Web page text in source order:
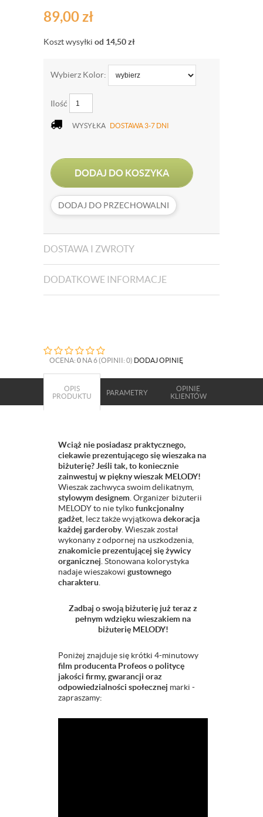
89,00zł
Koszt wysyłki od 14,50zł
Wybierz Kolor:
Ilość
WYSYŁKA DOSTAWA 3-7 DNI
DODAJ DO KOSZYKA
DODAJ DO PRZECHOWALNI
DOSTAWA I ZWROTY
DODATKOWE INFORMACJE
OCENA: 0 NA 6 (OPINII: 0) DODAJ OPINIĘ
OPIS
PRODUKTU
PARAMETRY
OPINIE
KLIENTÓW
Wciąż nie posiadasz praktycznego,
ciekawie prezentującego się wieszaka na
biżuterię? Jeśli tak, to koniecznie
zainwestuj w piękny wieszak MELODY!
Wieszak zachwyca swoim delikatnym,
stylowym designem. Organizer biżuterii
MELODY to nie tylkofunkcjonalny
gadżet, lecz także wyjątkowadekoracja
każdej garderoby. Wieszak został
wykonany z odpornej na uszkodzenia,
znakomicie prezentującej się żywicy
organicznej. Stonowana kolorystyka
nadaje wieszakowi gustownego
charakteru.
Zadbaj o swoją biżuterię już teraz z
pełnym wdzięku wieszakiem na
biżuterię MELODY!
Poniżej znajduje się krótki 4-minutowy
film producenta Profeos o politycę
jakości firmy, gwarancji oraz
odpowiedzialności społecznej marki -
zapraszamy: